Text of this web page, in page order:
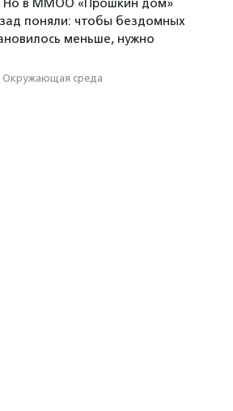
Но в ММОО «Прошкин дом»
поняли: чтобы бездомных
меньше, нужно
Окружающая среда